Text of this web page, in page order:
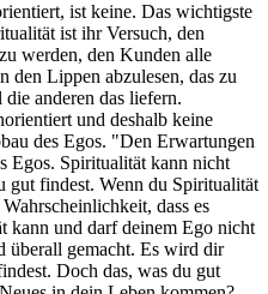
ist keine. Das wichtigste
ist ihr Versuch, den
werden, den Kunden alle
den Lippen abzulesen, das zu
anderen das liefern.
und deshalb keine
des Egos. "Den Erwartungen
Egos. Spiritualität kann nicht
gut findest. Wenn du Spiritualität
dass es
kann und darf deinem Ego nicht
überall gemacht. Es wird dir
Doch das, was du gut